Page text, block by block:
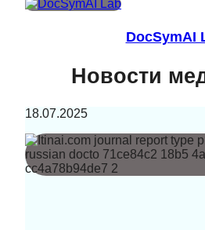
DocSymAI
Новости
18.07.2025